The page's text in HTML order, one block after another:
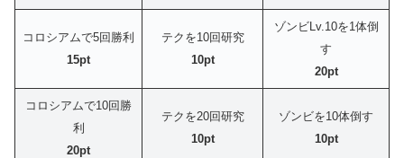
コロシアムで5回勝利
15pt
テクを10回研究
10pt
ゾンビLv.10を1体倒
す
20pt
コロシアムで10回勝
利
20pt
テクを20回研究
10pt
ゾンビを10体倒す
10pt